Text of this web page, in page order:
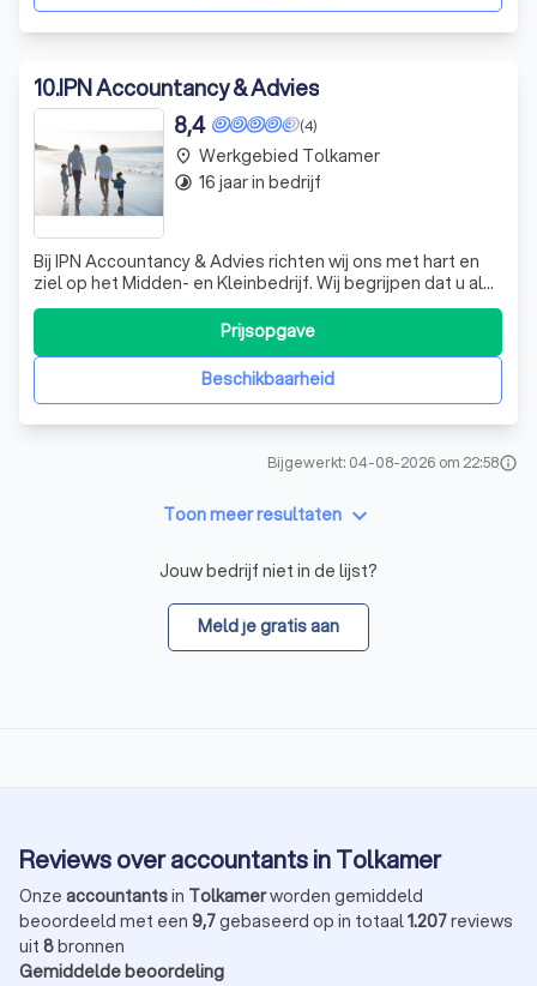
10.IPN Accountancy & Advies
(4)
8,4
Bij IPN Accountancy & Advies richten wij ons met hart en
ziel op het Midden- en Kleinbedrijf. Wij begrijpen dat u als
ondernemer behoefte heeft aan een deskundige en
betrouwbare accountant die persoonlijke aandacht hoog
in het vaandel draagt. Bij ons staat u centraal, zonder dat u
zich zorgen hoeft
Beschikbaarheid
Prijsopgave
place Werkgebied Tolkamer
timelapse 16 jaar in bedrijf
Bijgewerkt: 04-08-2026 om 22:58info
Toon meer resultaten keyboard_arrow_down
Jouw bedrijf niet in de lijst?
Meld je gratis aan
Reviews over accountants in Tolkamer
Onze accountantsin Tolkamerworden gemiddeld
beoordeeld met een 9,7gebaseerd op in totaal1.207reviews
uit 8bronnen
Gemiddelde beoordeling